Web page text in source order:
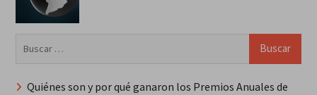
Quiénes son y por qué ganaron los Premios Anuales de